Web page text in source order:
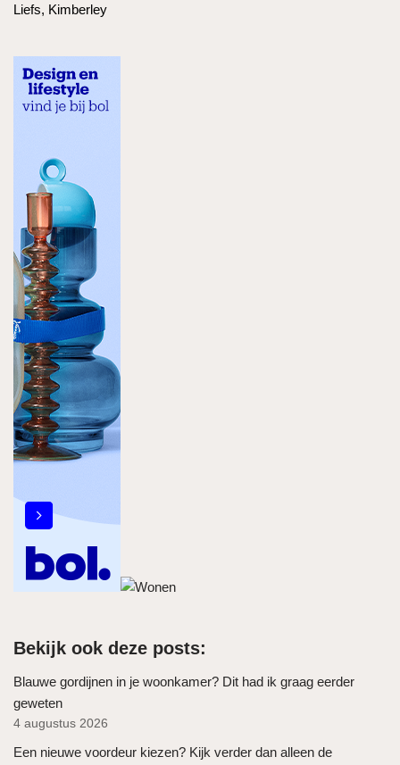
Liefs, Kimberley
Bekijk ook deze posts:
Blauwe gordijnen in je woonkamer? Dit had ik graag eerder
geweten
4 augustus 2026
Een nieuwe voordeur kiezen? Kijk verder dan alleen de